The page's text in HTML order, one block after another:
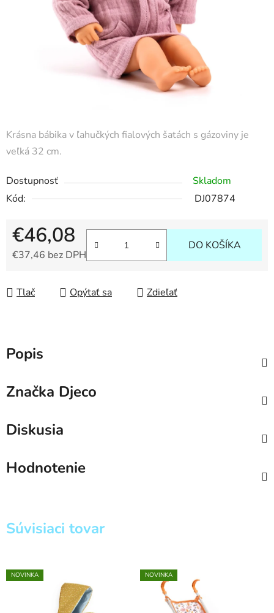
Krásna bábika v ľahučkých fialových šatách s gázoviny je
veľká 32 cm.
Dostupnosť
Skladom
Kód:
DJ07874
€46,08
€37,46 bez DPH
DO KOŠÍKA
Tlač Opýtať sa Zdieľať
Popis
Značka Djeco
Diskusia
Hodnotenie
Súvisiaci tovar
NOVINKA NOVINKA